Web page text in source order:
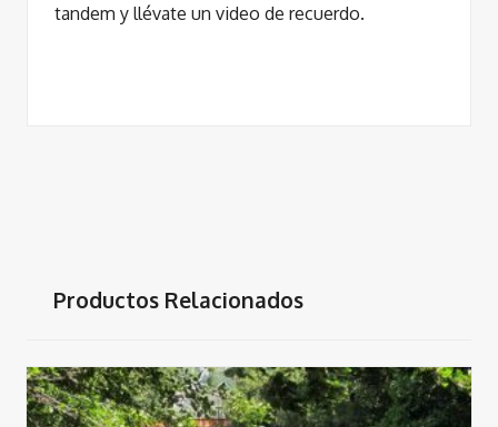
tandem y llévate un video de recuerdo.
Productos Relacionados